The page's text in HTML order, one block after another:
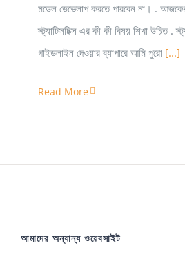
মডেল ডেভেলাপ করতে পারবেন না। . আজকের
স্ট্যাটিসটিক্স এর কী কী বিষয় শিখা উচিত .
গাইডলাইন দেওয়ার ব্যাপারে আমি পুরো [...]
Read More
আমাদের অন্যান্য ওয়েবসাইট